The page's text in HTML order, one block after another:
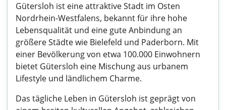
Gütersloh ist eine attraktive Stadt im Osten
Nordrhein-Westfalens, bekannt für ihre hohe
Lebensqualität und eine gute Anbindung an
größere Städte wie Bielefeld und Paderborn. Mit
einer Bevölkerung von etwa 100.000 Einwohnern
bietet Gütersloh eine Mischung aus urbanem
Lifestyle und ländlichem Charme.
Das tägliche Leben in Gütersloh ist geprägt von